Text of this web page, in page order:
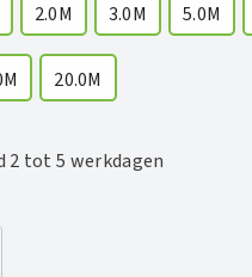
2.0M 3.0M 5.0M
20.0M
2 tot 5 werkdagen